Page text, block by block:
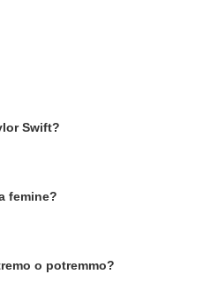
Swift?
femine?
o potremmo?